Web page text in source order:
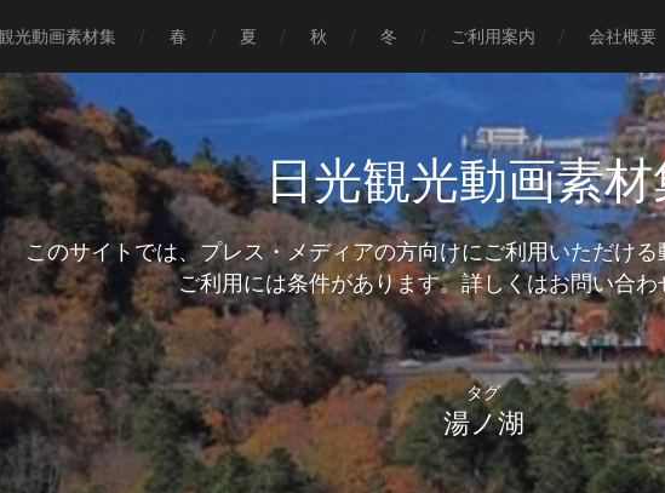
光動画素材集 春 夏 秋 冬 ご利用案内 会社概要
日光観光動画素材
このサイトでは、プレス・メディアの方向けにご利用いただけ
タグ
湯ノ湖